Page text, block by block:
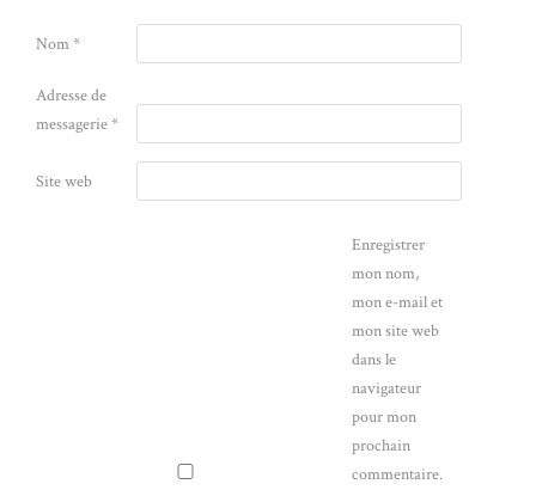
Nom*
Adresse de
messagerie*
Site web
Enregistrer
mon nom,
mon e-mail et
mon site web
dans le
navigateur
pour mon
prochain
commentaire.